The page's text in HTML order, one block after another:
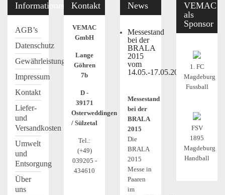
Informationen
AGB’s
Datenschutz
Gewährleistung
Impressum
Kontakt
Liefer-
und
Versandkosten
Umwelt
und
Entsorgung
Über
uns
Kontakt
VEMAC
GmbH
Lange
Göhren
7b
D -
39171
Osterweddingen
/ Sülzetal
Tel.:
(+49)
039205 -
434610
News
Messestand
bei der
BRALA
2015
vom
14.05.-17.05.2015
Messestand
bei der
BRALA
2015
Die
BRALA
2015
Messe in
Paaren
im
VEMAC
als
Sponsor
1. FC
Magdeburg
Fussball
FSV
1895
Magdeburg
Handball